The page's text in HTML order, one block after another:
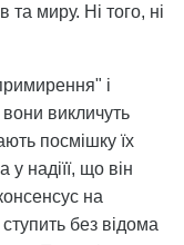
та миру. Ні того, ні
і
вони викличуть
посмішку їх
у надіїї, що він
на
без відома